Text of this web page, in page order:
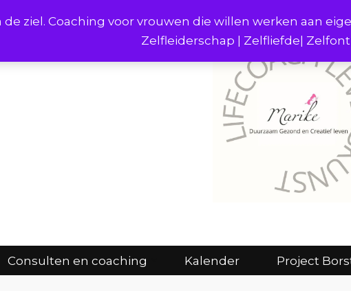
ziel. Coaching voor vrouwen die willen werken aan
Zelfleiderschap | Zelfliefde|
Consulten en coaching Kalender Project
Contact Consulten en coaching